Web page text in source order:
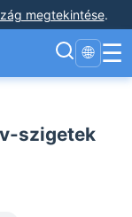
megtekintése.
🌐 ☰
szigetek